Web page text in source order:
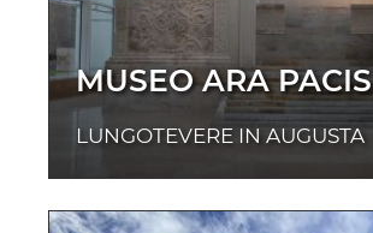
MUSEO ARA PACIS
LUNGOTEVERE IN AUGUSTA